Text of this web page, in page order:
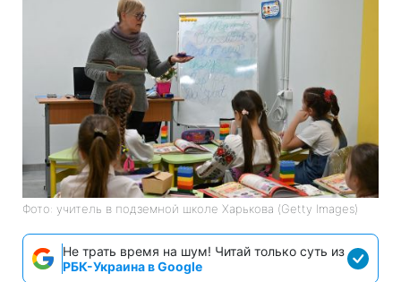
Фото: учитель в подземной школе Харькова (Getty Images)
Не трать время на шум! Читай только суть из
РБК-Украина в Google